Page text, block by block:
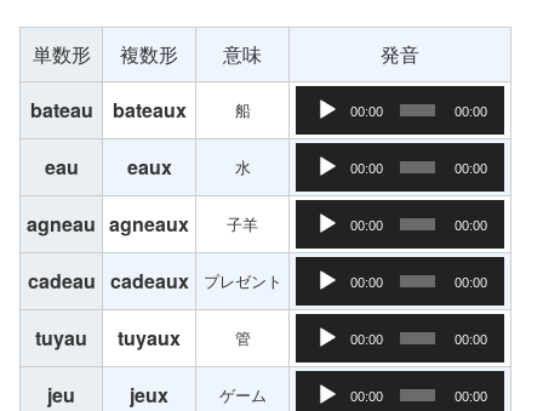
単数形 複数形 意味
発音
bateau
bateaux 船 音声プレーヤー
00:00 00:00
eau eaux 水 音声プレーヤー
00:00 00:00
agneau agneaux 子羊 音声プレーヤー
00:00 00:00
cadeau cadeaux プレゼント 音声プレーヤー
00:00 00:00
tuyau tuyaux 管 音声プレーヤー
00:00 00:00
jeu jeux ゲーム 音声プレーヤー
00:00 00:00